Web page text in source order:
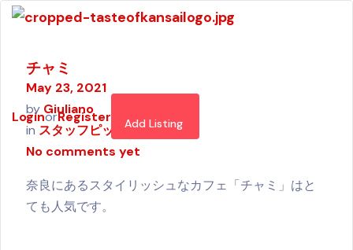
LoginorRegister Add Listing
チャミ
May 23, 2021
by Giuliano
in スタッフピック,日本語
No comments yet
奈良にあるスタイリッシュなカフェ「チャミ」はと
ても人気です。